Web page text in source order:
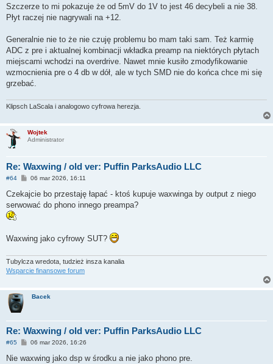
s
Szczerze to mi pokazuje że od 5mV do 1V to jest 46 decybeli a nie 38.
Płyt raczej nie nagrywali na +12.
Generalnie nie to że nie czuję problemu bo mam taki sam. Też karmię
ADC z pre i aktualnej kombinacji wkładka preamp na niektórych płytach
miejscami wchodzi na overdrive. Nawet mnie kusiło zmodyfikowanie
wzmocnienia pre o 4 db w dół, ale w tych SMD nie do końca chce mi się
grzebać.
Klipsch LaScala i analogowo cyfrowa herezja.
Wojtek
Administrator
Re: Waxwing / old ver: Puffin ParksAudio LLC
#64
P
s
t
06 mar 2026, 16:11
Czekajcie bo przestaję łapać - ktoś kupuje waxwinga by output z niego
serwować do phono innego preampa?
Waxwing jako cyfrowy SUT?
Tubylcza wredota, tudzież insza kanalia
Wsparcie finansowe forum
Bacek
Re: Waxwing / old ver: Puffin ParksAudio LLC
#65
P
s
06 mar 2026, 16:26
Nie waxwing jako dsp w środku a nie jako phono pre.